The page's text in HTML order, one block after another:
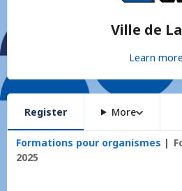
Ville de
Learn more
Register More
Formations pour organismes
2025